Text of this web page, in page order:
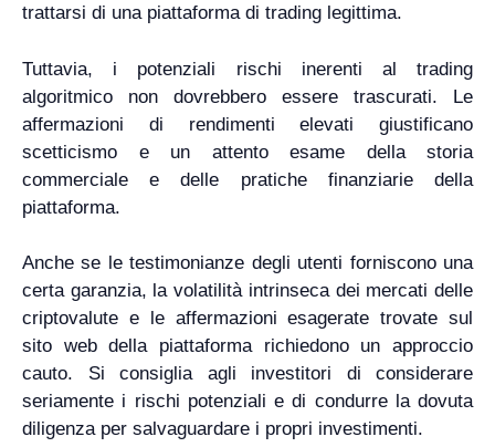
trattarsi di una piattaforma di trading legittima.
Tuttavia, i potenziali rischi inerenti al trading
algoritmico non dovrebbero essere trascurati. Le
affermazioni di rendimenti elevati giustificano
scetticismo e un attento esame della storia
commerciale e delle pratiche finanziarie della
piattaforma.
Anche se le testimonianze degli utenti forniscono una
certa garanzia, la volatilità intrinseca dei mercati delle
criptovalute e le affermazioni esagerate trovate sul
sito web della piattaforma richiedono un approccio
cauto. Si consiglia agli investitori di considerare
seriamente i rischi potenziali e di condurre la dovuta
diligenza per salvaguardare i propri investimenti.